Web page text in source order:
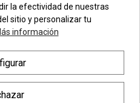
la efectividad de nuestras
sitio y personalizar tu
información